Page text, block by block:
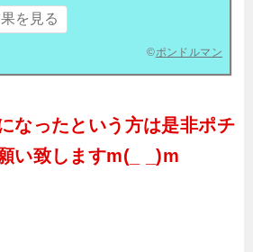
©ポンドルマン
なったという方は是非ポチ
い致しますm(_ _)m